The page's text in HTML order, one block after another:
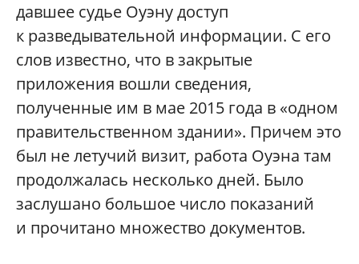
давшее судье Оуэну доступ
к разведывательной информации. С его
слов известно, что в закрытые
приложения вошли сведения,
полученные им в мае 2015 года в «одном
правительственном здании». Причем это
был не летучий визит, работа Оуэна там
продолжалась несколько дней. Было
заслушано большое число показаний
и прочитано множество документов.